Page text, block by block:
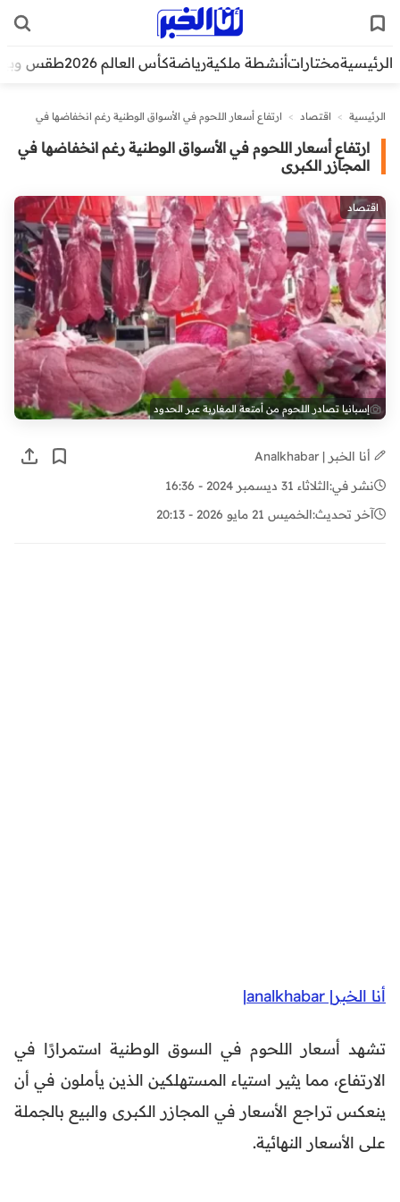
الرئيسيةمختاراتأنشطة ملكيةرياضةكأس العالم 2026 طقس
الرئيسية > اقتصاد >
ارتفاع أسعار اللحوم في الأسواق الوطنية رغم انخفاضها في
ارتفاع أسعار اللحوم في الأسواق الوطنية رغم انخفاضها في
المجازر الكبرى
اقتصاد
إسبانيا تصادر اللحوم من أمتعة المغاربة عبر الحدود
أنا الخبر | Analkhabar
نشر في:الثلاثاء 31 ديسمبر 2024 - 16:36
آخر تحديث:الخميس 21 مايو 2026 - 20:13
أنا الخبر| analkhabar|
تشهد أسعار اللحوم في السوق الوطنية استمرارًا في
الارتفاع، مما يثير استياء المستهلكين الذين يأملون في أن
ينعكس تراجع الأسعار في المجازر الكبرى والبيع بالجملة
على الأسعار النهائية.